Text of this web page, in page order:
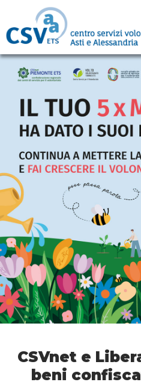
CSVnet e
beni